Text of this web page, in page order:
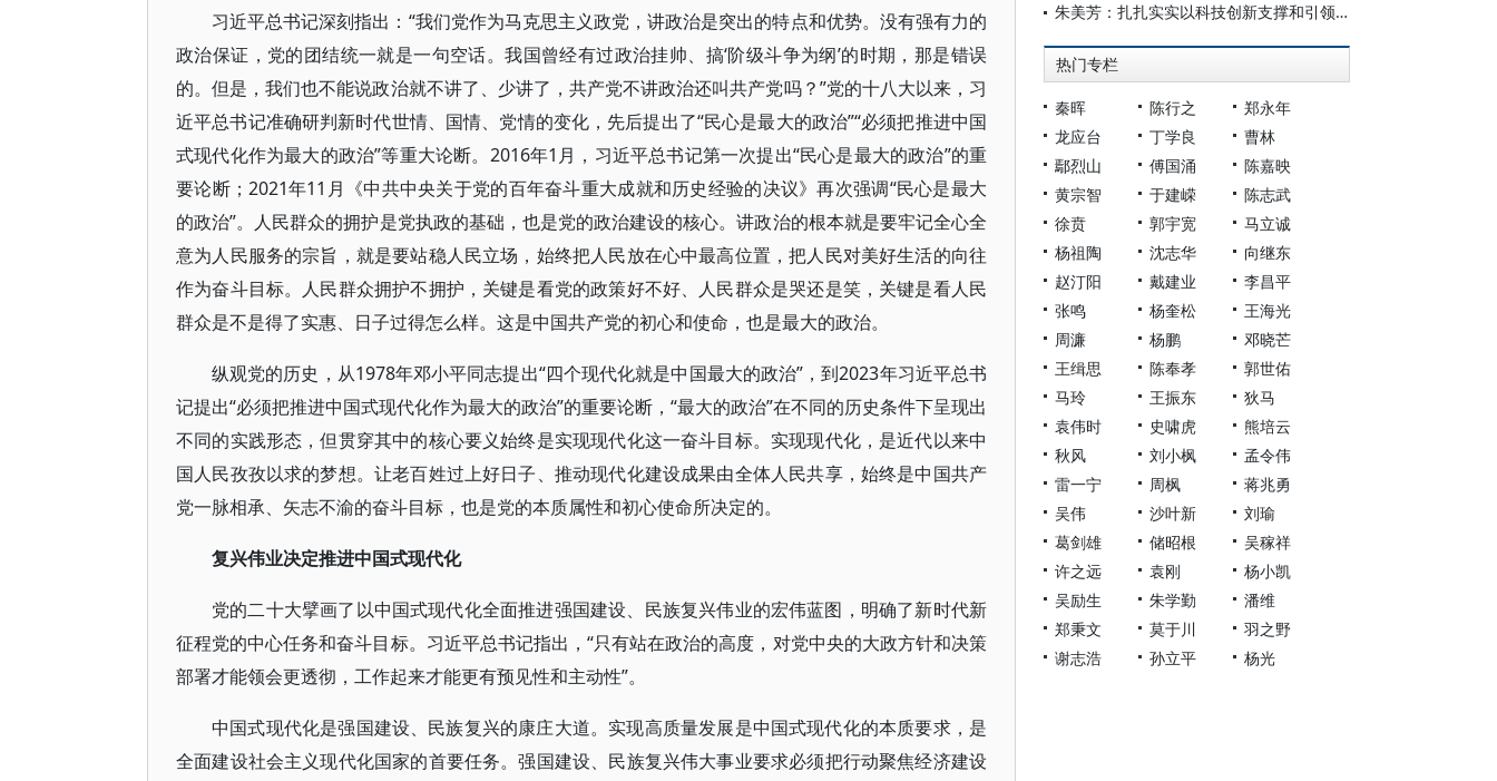
习近平总书记深刻指出：“我们党作为马克思主义政党，讲政治是突出的特点和优势。没有强有力的
政治保证，党的团结统一就是一句空话。我国曾经有过政治挂帅、搞‘阶级斗争为纲’的时期，那是错误
的。但是，我们也不能说政治就不讲了、少讲了，共产党不讲政治还叫共产党吗？”党的十八大以来，习
近平总书记准确研判新时代世情、国情、党情的变化，先后提出了“民心是最大的政治”“必须把推进中国
式现代化作为最大的政治”等重大论断。2016年1月，习近平总书记第一次提出“民心是最大的政治”的重
要论断；2021年11月《中共中央关于党的百年奋斗重大成就和历史经验的决议》再次强调“民心是最大
的政治”。人民群众的拥护是党执政的基础，也是党的政治建设的核心。讲政治的根本就是要牢记全心全
意为人民服务的宗旨，就是要站稳人民立场，始终把人民放在心中最高位置，把人民对美好生活的向往
作为奋斗目标。人民群众拥护不拥护，关键是看党的政策好不好、人民群众是哭还是笑，关键是看人民
群众是不是得了实惠、日子过得怎么样。这是中国共产党的初心和使命，也是最大的政治。
纵观党的历史，从1978年邓小平同志提出“四个现代化就是中国最大的政治”，到2023年习近平总书
记提出“必须把推进中国式现代化作为最大的政治”的重要论断，“最大的政治”在不同的历史条件下呈现出
不同的实践形态，但贯穿其中的核心要义始终是实现现代化这一奋斗目标。实现现代化，是近代以来中
国人民孜孜以求的梦想。让老百姓过上好日子、推动现代化建设成果由全体人民共享，始终是中国共产
党一脉相承、矢志不渝的奋斗目标，也是党的本质属性和初心使命所决定的。
复兴伟业决定推进中国式现代化
党的二十大擘画了以中国式现代化全面推进强国建设、民族复兴伟业的宏伟蓝图，明确了新时代新
征程党的中心任务和奋斗目标。习近平总书记指出，“只有站在政治的高度，对党中央的大政方针和决策
部署才能领会更透彻，工作起来才能更有预见性和主动性”。
中国式现代化是强国建设、民族复兴的康庄大道。实现高质量发展是中国式现代化的本质要求，是
全面建设社会主义现代化国家的首要任务。强国建设、民族复兴伟大事业要求必须把行动聚焦经济建设
朱美芳：扎扎实实以科技创新支撑和引领中国式现代化
热门专栏
秦晖 陈行之
郑永年
龙应台
丁学良
曹林
鄢烈山
傅国涌
陈嘉映
黄宗智
于建嵘
陈志武
徐贲
郭宇宽
马立诚
杨祖陶
沈志华
向继东
赵汀阳
戴建业
李昌平
张鸣
杨奎松
王海光
周濂
杨鹏
邓晓芒
王缉思
陈奉孝
郭世佑
马玲
王振东
狄马
袁伟时
史啸虎
熊培云
秋风
刘小枫
孟令伟
雷一宁
周枫
蒋兆勇
吴伟
沙叶新
刘瑜
葛剑雄
储昭根
吴稼祥
许之远
袁刚
杨小凯
吴励生
朱学勤
潘维
郑秉文
莫于川
羽之野
谢志浩
孙立平 杨光